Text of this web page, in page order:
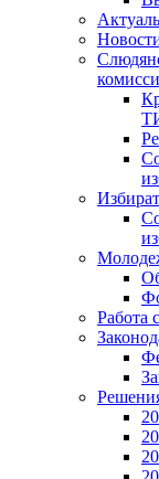
Работа